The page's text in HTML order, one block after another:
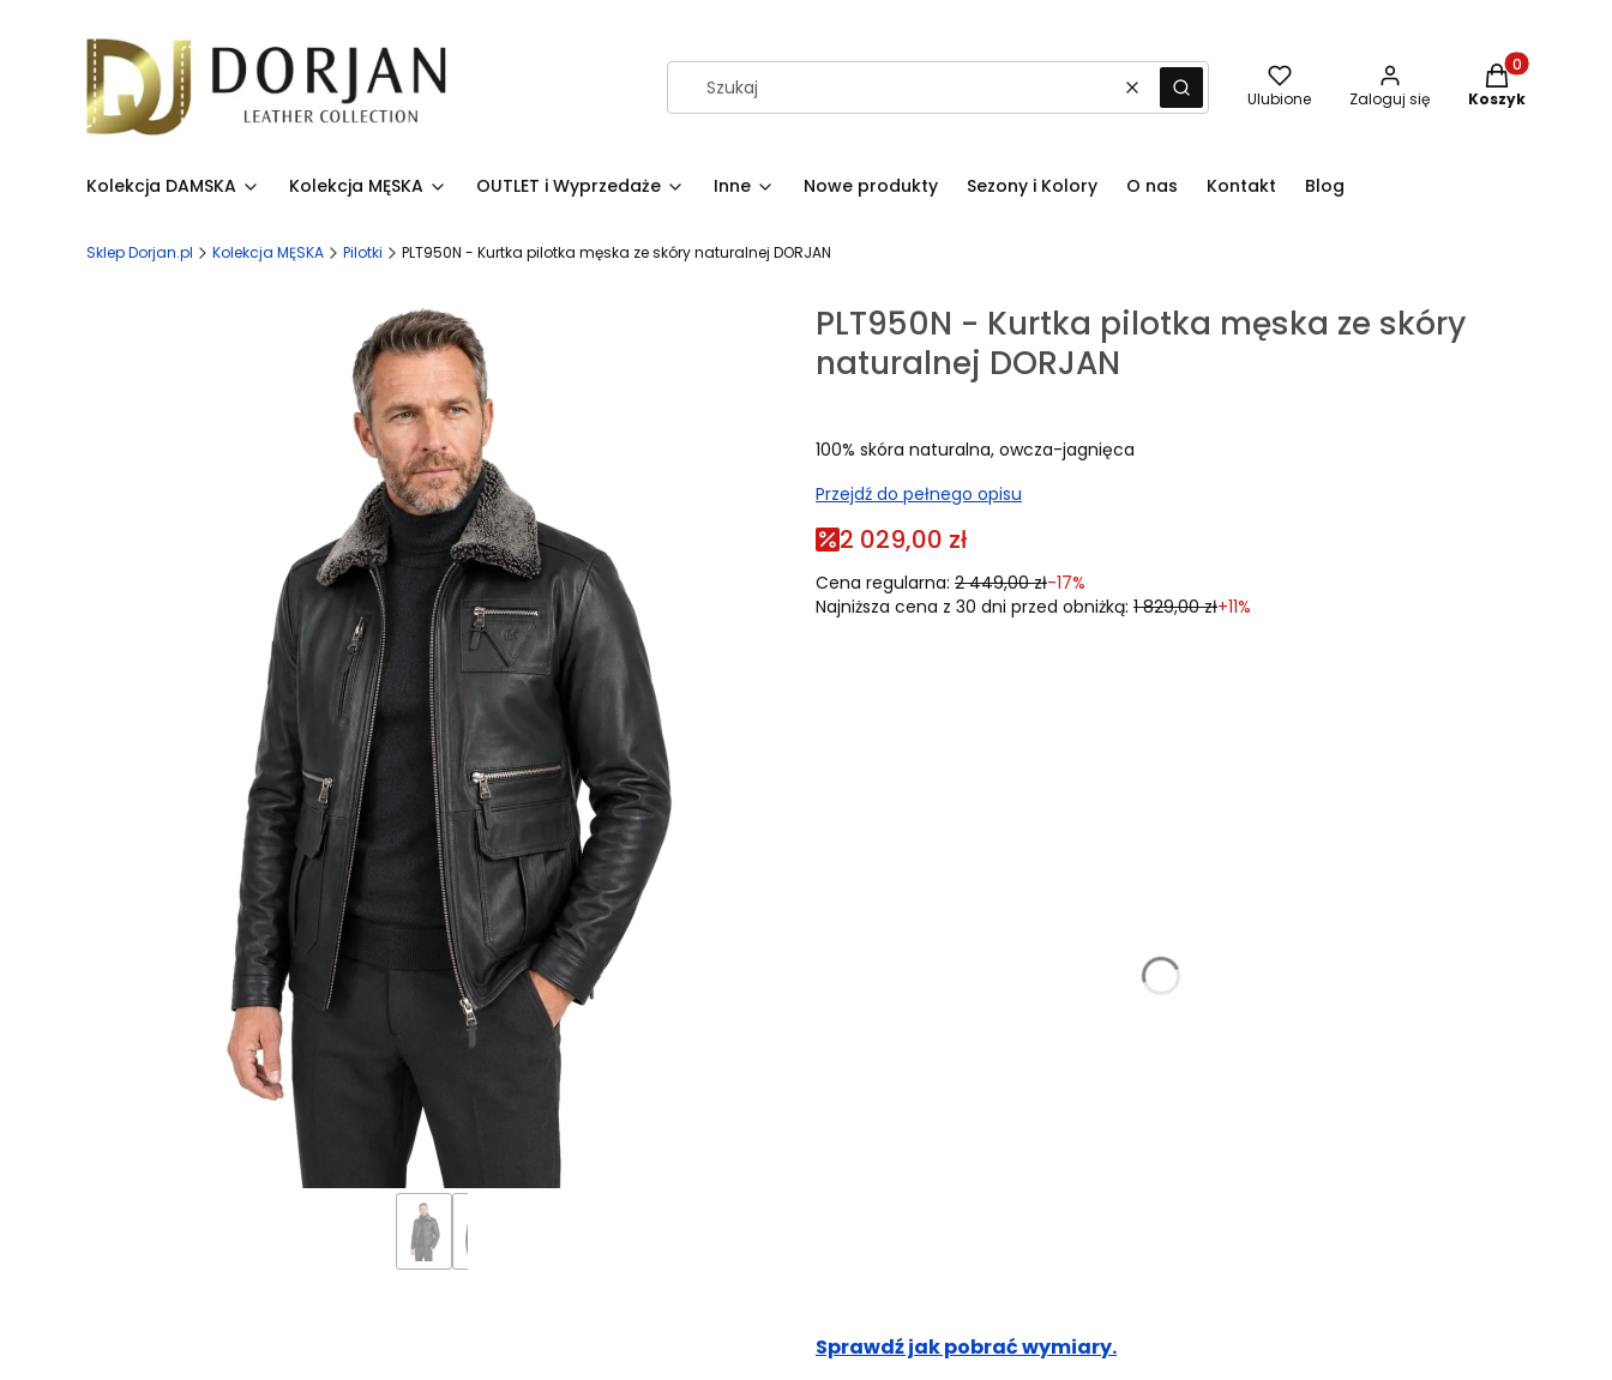
WyczyśćSzukaj Ulubione Zaloguj się
Produkty w
Koszyk
Kolekcja DAMSKA Kolekcja MĘSKA OUTLET i Wyprzedaże Inne Nowe produkty Sezony i Kolory O nas Kontakt Blog
Sklep Dorjan.pl Kolekcja MĘSKA Pilotki PLT950N - Kurtka pilotka męska ze skóry naturalnej DORJAN
PLT950N - Kurtka pilotka męska ze skóry
naturalnej DORJAN
100% skóra naturalna, owcza-jagnięca
Przejdź do pełnego opisu
2 029,00 zł
Cena regularna: 2 449,00 zł-17%
Najniższa cena z 30 dni przed obniżką: 1 829,00 zł+11%
Sprawdź jak pobrać wymiary.